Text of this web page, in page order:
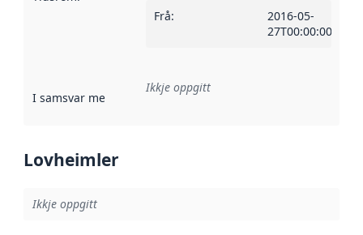
Frå:
2016-05-
27T00:00:00Z
I samsvar med Referanse til ei implementeringsregel eller
Ikkje oppgitt
Lovheimler
Ikkje oppgitt